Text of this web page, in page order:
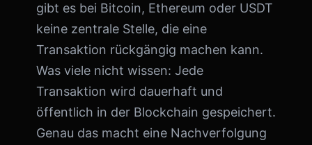
gibt es bei Bitcoin, Ethereum oder USDT
keine zentrale Stelle, die eine
Transaktion rückgängig machen kann.
Was viele nicht wissen: Jede
Transaktion wird dauerhaft und
öffentlich in der Blockchain gespeichert.
Genau das macht eine Nachverfolgung